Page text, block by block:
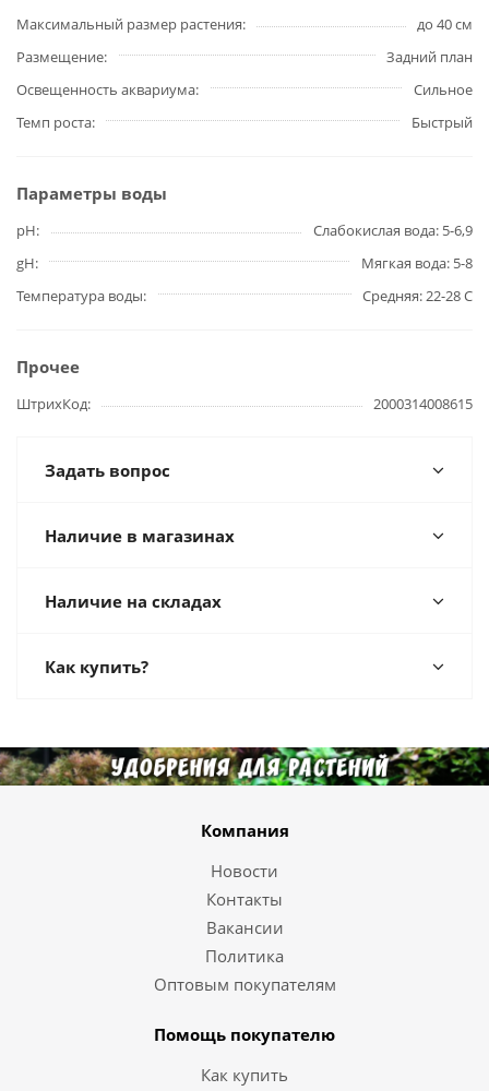
Максимальный размер растения
до 40 см
Размещение
Задний план
Освещенность аквариума
Сильное
Темп роста
Быстрый
Параметры воды
pH
Слабокислая вода: 5-6,9
gH
Мягкая вода: 5-8
Температура воды
Средняя: 22-28 С
Прочее
ШтрихКод 2000314008615
Задать вопрос
Наличие в магазинах
Наличие на складах
Как купить?
Компания
Новости
Контакты
Вакансии
Политика
Оптовым покупателям
Помощь покупателю
Как купить